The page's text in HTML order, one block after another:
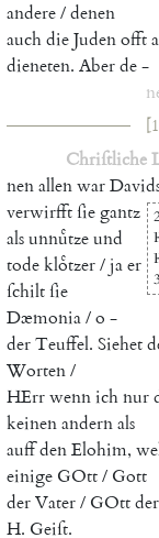
andere/denen
auchdieJudenofft
dieneten. Aberde-
Chriſtliche
nenallenwar
verwirfftſiegantz
alsunnuͤtzeund
todekloͤtzer/jaer
ſchiltſie
Dæmonia/o -
derTeuffel. Siehet
Worten/
HErrwennichnur
keinenandernals
auffdenElohim,
einige GOtt/ Gott
derVater/ GOttder
H. Geiſt.